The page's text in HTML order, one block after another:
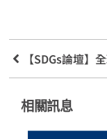
相關訊息